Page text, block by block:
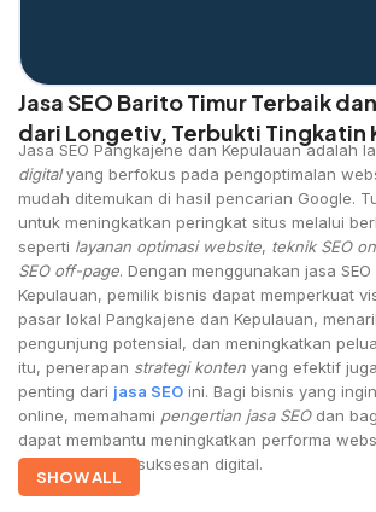
Jasa SEO Barito Timur Terbaik
dari Longetiv, Terbukti Tingkatin
Jasa SEO Pangkajene dan Kepulauan adalah
digitalyang berfokus pada pengoptimalan
mudah ditemukan di hasil pencarian Google.
untuk meningkatkan peringkat situs melalui
seperti layanan optimasi website, teknik SEO
SEO off-page. Dengan menggunakan jasa
Kepulauan, pemilik bisnis dapat memperkuat
pasar lokal Pangkajene dan Kepulauan,
pengunjung potensial, dan meningkatkan
itu, penerapan strategi konten yang efektif
penting dari jasa SEO ini. Bagi bisnis yang
online, memahami pengertian jasa SEOdan
dapat membantu meningkatkan performa
awal menuju kesuksesan digital.
SHOW ALL